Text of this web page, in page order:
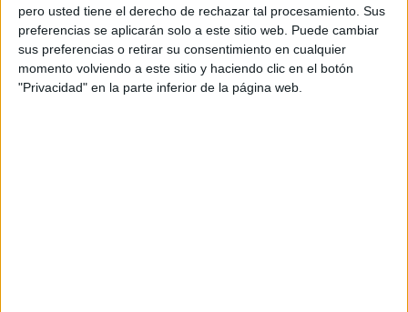
pero usted tiene el derecho de rechazar tal procesamiento. Sus
preferencias se aplicarán solo a este sitio web. Puede cambiar
sus preferencias o retirar su consentimiento en cualquier
momento volviendo a este sitio y haciendo clic en el botón
"Privacidad" en la parte inferior de la página web.
Buscar